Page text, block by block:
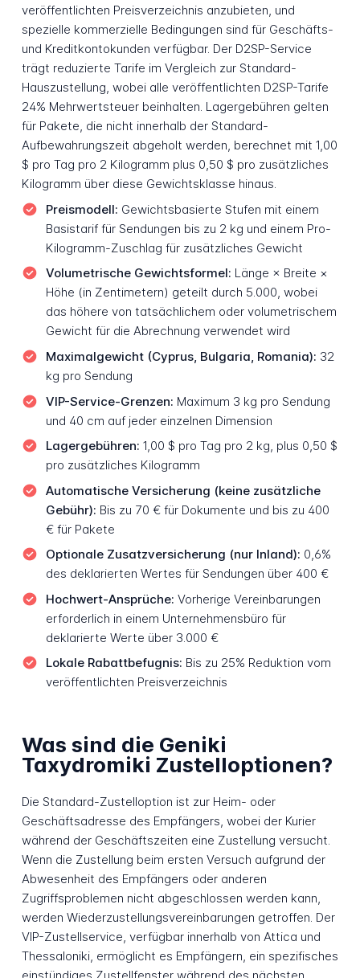
veröffentlichten Preisverzeichnis anzubieten, und
spezielle kommerzielle Bedingungen sind für Geschäfts-
und Kreditkontokunden verfügbar. Der D2SP-Service
trägt reduzierte Tarife im Vergleich zur Standard-
Hauszustellung, wobei alle veröffentlichten D2SP-Tarife
24% Mehrwertsteuer beinhalten. Lagergebühren gelten
für Pakete, die nicht innerhalb der Standard-
Aufbewahrungszeit abgeholt werden, berechnet mit 1,00
$ pro Tag pro 2 Kilogramm plus 0,50 $ pro zusätzliches
Kilogramm über diese Gewichtsklasse hinaus.
Preismodell: Gewichtsbasierte Stufen mit einem
Basistarif für Sendungen bis zu 2 kg und einem Pro-
Kilogramm-Zuschlag für zusätzliches Gewicht
Volumetrische Gewichtsformel: Länge × Breite ×
Höhe (in Zentimetern) geteilt durch 5.000, wobei
das höhere von tatsächlichem oder volumetrischem
Gewicht für die Abrechnung verwendet wird
Maximalgewicht (Cyprus, Bulgaria, Romania): 32
kg pro Sendung
VIP-Service-Grenzen: Maximum 3 kg pro Sendung
und 40 cm auf jeder einzelnen Dimension
Lagergebühren: 1,00 $ pro Tag pro 2 kg, plus 0,50 $
pro zusätzliches Kilogramm
Automatische Versicherung (keine zusätzliche
Gebühr): Bis zu 70 € für Dokumente und bis zu 400
€ für Pakete
Optionale Zusatzversicherung (nur Inland): 0,6%
des deklarierten Wertes für Sendungen über 400 €
Hochwert-Ansprüche: Vorherige Vereinbarungen
erforderlich in einem Unternehmensbüro für
deklarierte Werte über 3.000 €
Lokale Rabattbefugnis: Bis zu 25% Reduktion vom
veröffentlichten Preisverzeichnis
Was sind die Geniki
Taxydromiki Zustelloptionen?
Die Standard-Zustelloption ist zur Heim- oder
Geschäftsadresse des Empfängers, wobei der Kurier
während der Geschäftszeiten eine Zustellung versucht.
Wenn die Zustellung beim ersten Versuch aufgrund der
Abwesenheit des Empfängers oder anderen
Zugriffsproblemen nicht abgeschlossen werden kann,
werden Wiederzustellungsvereinbarungen getroffen. Der
VIP-Zustellservice, verfügbar innerhalb von Attica und
Thessaloniki, ermöglicht es Empfängern, ein spezifisches